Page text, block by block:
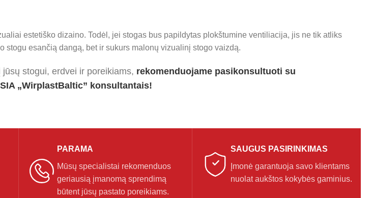
estetiško dizaino. Todėl, jei stogas bus papildytas plokštumine ventiliacija, jis ne tik atliks
stogu esančią dangą, bet ir sukurs malonų vizualinį stogo vaizdą.
stogui, erdvei ir poreikiams, rekomenduojame pasikonsultuoti su
„WirplastBaltic” konsultantais!
PARAMA
Mūsų specialistai rekomenduos
geriausią įmanomą sprendimą
būtent jūsų pastato poreikiams.
SAUGUS PASIRINKIMAS
Įmonė garantuoja savo klientams
nuolat aukštos kokybės gaminius.